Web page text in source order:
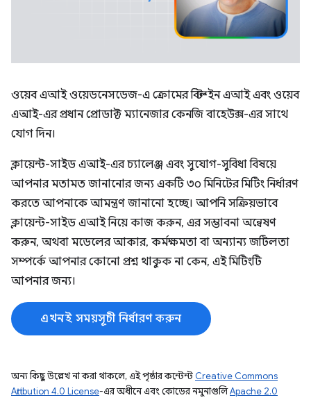
ওয়েব এআই ওয়েডনেসডেজ-এ ক্রোমের বিল্ট-ইন এআই এবং ওয়েব
এআই-এর প্রধান প্রোডাক্ট ম্যানেজার কেনজি বাহেউক্স-এর সাথে
যোগ দিন।
ক্লায়েন্ট-সাইড এআই-এর চ্যালেঞ্জ এবং সুযোগ-সুবিধা বিষয়ে
আপনার মতামত জানানোর জন্য একটি ৩০ মিনিটের মিটিং নির্ধারণ
করতে আপনাকে আমন্ত্রণ জানানো হচ্ছে। আপনি সক্রিয়ভাবে
ক্লায়েন্ট-সাইড এআই নিয়ে কাজ করুন, এর সম্ভাবনা অন্বেষণ
করুন, অথবা মডেলের আকার, কর্মক্ষমতা বা অন্যান্য জটিলতা
সম্পর্কে আপনার কোনো প্রশ্ন থাকুক না কেন, এই মিটিংটি
আপনার জন্য।
এখনই সময়সূচী নির্ধারণ করুন
অন্য কিছু উল্লেখ না করা থাকলে, এই পৃষ্ঠার কন্টেন্ট Creative Commons
Attribution 4.0 License-এর অধীনে এবং কোডের নমুনাগুলিApache 2.0